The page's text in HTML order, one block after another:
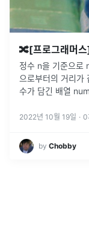
🔀[프로그래머
정수 n을 기준으로
으로부터의 거리가
수가 담긴 배열
2022년 10월 19일 · 0
by Chobby